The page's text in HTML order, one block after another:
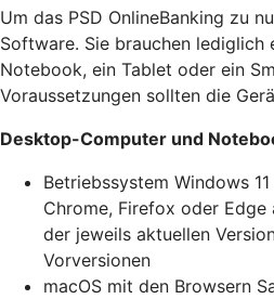
Um das PSD OnlineBanking zu
Software. Sie brauchen lediglich
Notebook, ein Tablet oder ein
Voraussetzungen sollten die
Desktop-Computer und
Betriebssystem Windows
Chrome, Firefox oder
der jeweils aktuellen
Vorversionen
macOS mit den Browsern